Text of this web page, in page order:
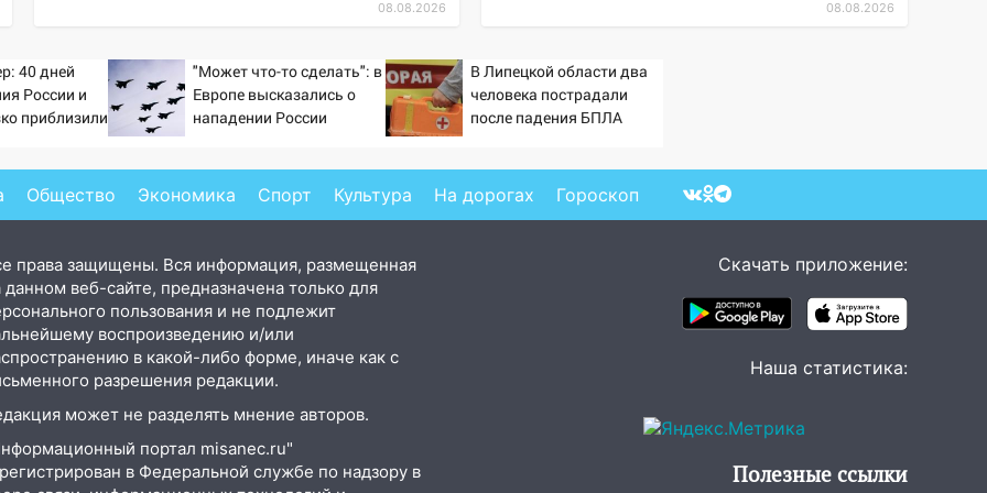
08.08.2026 08.08.2026
40 дней
России и
приблизили
"Может что-то сделать": в
Европе высказались о
нападении России
В Липецкой области два
человека пострадали
после падения БПЛА
Общество Экономика Спорт Культура На дорогах Гороскоп
права защищены. Вся информация, размещенная
данном веб-сайте, предназначена только для
пользования и не подлежит
воспроизведению и/или
в какой-либо форме, иначе как с
разрешения редакции.
может не разделять мнение авторов.
портал misanec.ru"
в Федеральной службе по надзору в
Скачать приложение:
Наша статистика:
Полезные ссылки